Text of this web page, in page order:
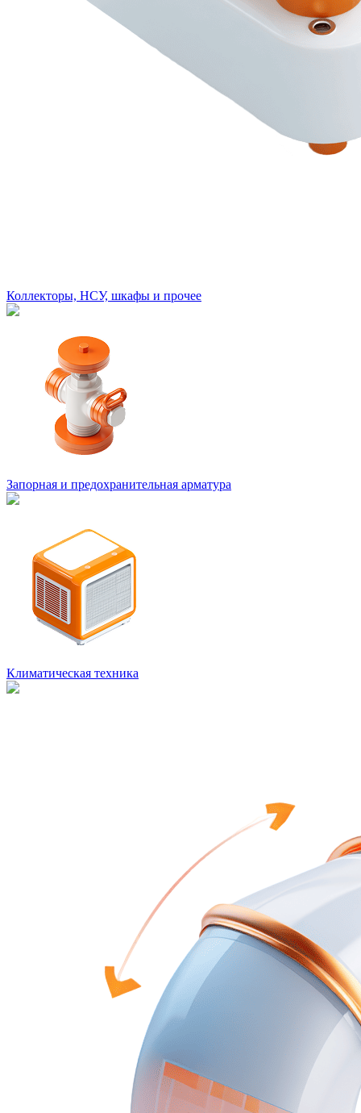
Коллекторы, НСУ, шкафы и прочее
Запорная и предохранительная арматура
Климатическая техника